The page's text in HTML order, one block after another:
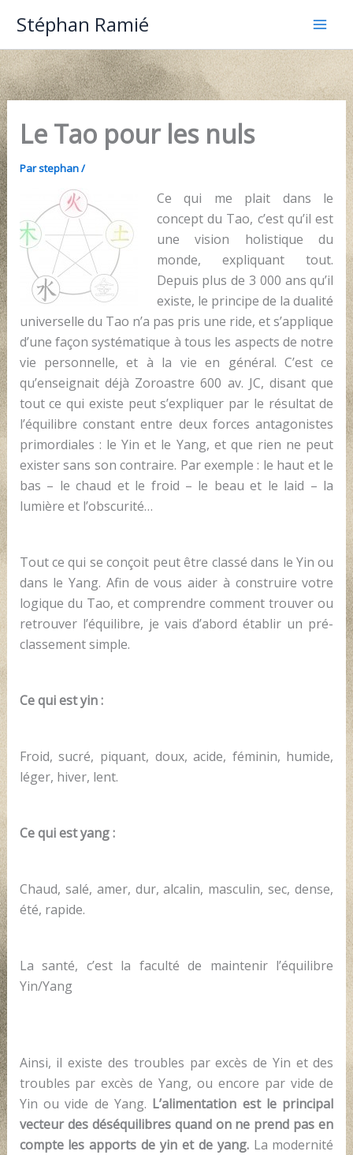
contenu
Stéphan Ramié
Le Tao pour les nuls
Parstephan/
Ce qui me plait dans le
concept du Tao, c’est qu’il est
une vision holistique du
monde, expliquant tout.
Depuis plus de 3 000 ans qu’il
existe, le principe de la dualité
universelle du Tao n’a pas pris une ride, et s’applique
d’une façon systématique à tous les aspects de notre
vie personnelle, et à la vie en général. C’est ce
qu’enseignait déjà Zoroastre 600 av. JC, disant que
tout ce qui existe peut s’expliquer par le résultat de
l’équilibre constant entre deux forces antagonistes
primordiales : le Yin et le Yang, et que rien ne peut
exister sans son contraire. Par exemple : le haut et le
bas – le chaud et le froid – le beau et le laid – la
lumière et l’obscurité…
Tout ce qui se conçoit peut être classé dans le Yin ou
dans le Yang. Afin de vous aider à construire votre
logique du Tao, et comprendre comment trouver ou
retrouver l’équilibre, je vais d’abord établir un pré-
classement simple.
Ce qui est yin :
Froid, sucré, piquant, doux, acide, féminin, humide,
léger, hiver, lent.
Ce qui est yang :
Chaud, salé, amer, dur, alcalin, masculin, sec, dense,
été, rapide.
La santé, c’est la faculté de maintenir l’équilibre
Yin/Yang
Ainsi, il existe des troubles par excès de Yin et des
troubles par excès de Yang, ou encore par vide de
Yin ou vide de Yang. L’alimentation est le principal
vecteur des déséquilibres quand on ne prend pas en
compte les apports de yin et de yang. La modernité